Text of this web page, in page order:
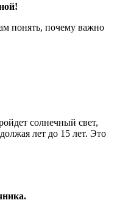
понять, почему важно
солнечный свет,
лет до 15 лет. Это